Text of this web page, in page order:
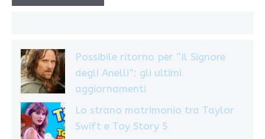
Possibile ritorno per “Il Signore
degli Anelli”: gli ultimi
aggiornamenti
Lo strano matrimonio tra Taylor
Swift e Toy Story 5